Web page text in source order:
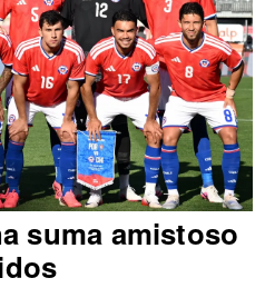
suma amistoso